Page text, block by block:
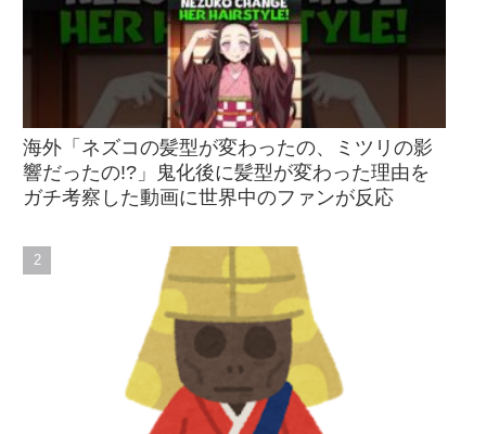
海外「ネズコの髪型が変わったの、ミツリの影
響だったの!?」鬼化後に髪型が変わった理由を
ガチ考察した動画に世界中のファンが反応